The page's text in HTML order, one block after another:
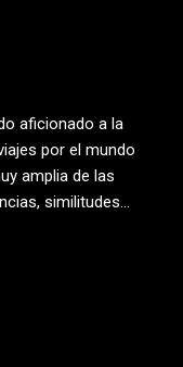
aficionado a la
por el mundo
amplia de las
similitudes…